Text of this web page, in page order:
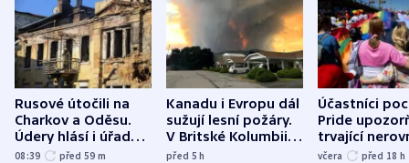
Rusové útočili na
Charkov a Oděsu.
Údery hlásí i úřady v
Bělgorodu
08:39 před 59 m
Kanadu i Evropu dál
sužují lesní požáry.
V Britské Kolumbii
evakuovali tisíce lidí
před 5h
Účastníci
Pride
trvající
včera před 18 h